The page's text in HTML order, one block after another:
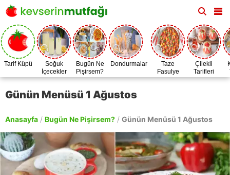
Tarif Küpü
Soğuk
İçecekler
Bugün Ne
Pişirsem?
Dondurmalar
Taze
Fasulye
Zamanı
Çilekli
Tarifleri
Günün Menüsü 1 Ağustos
Anasayfa / Bugün Ne Pişirsem? / Günün Menüsü 1 Ağustos